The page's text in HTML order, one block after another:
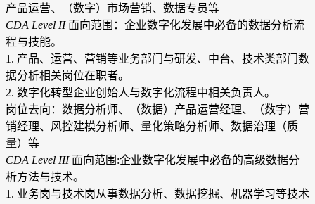
产品运营、（数字）市场营销、数据专员等
CDA Level II面向范围：企业数字化发展中必备的数据分析流
程与技能。
1. 产品、运营、营销等业务部门与研发、中台、技术类部门数
据分析相关岗位在职者。
2. 数字化转型企业创始人与数字化流程中相关负责人。
岗位去向：数据分析师、（数据）产品运营经理、（数字）营
销经理、风控建模分析师、量化策略分析师、数据治理（质
量）等
CDA Level III面向范围:企业数字化发展中必备的高级数据分
析方法与技术。
1. 业务岗与技术岗从事数据分析、数据挖掘、机器学习等技术